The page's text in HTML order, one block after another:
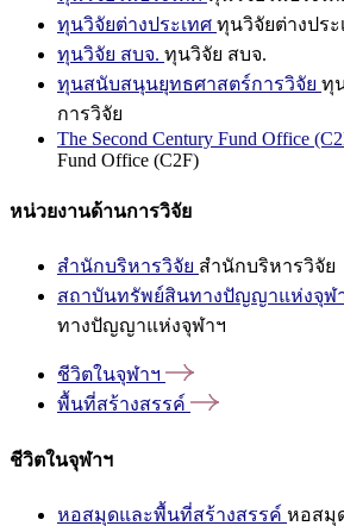
ทุนวิจัยต่างประเทศ ทุนวิจัยต่างประ
ทุนวิจัย สบจ. ทุนวิจัย สบจ.
ทุนสนับสนุนยุทธศาสตร์การวิจัย ทุ
การวิจัย
The Second Century Fund Office
Fund Office (C2F)
หน่วยงานด้านการวิจัย
สำนักบริหารวิจัย สำนักบริหารวิจัย
สถาบันทรัพย์สินทางปัญญาแห่งจุฬ
ทางปัญญาแห่งจุฬาฯ
ชีวิตในจุฬาฯ
พื้นที่สร้างสรรค์
ชีวิตในจุฬาฯ
หอสมุดและพื้นที่สร้างสรรค์ หอสมุ